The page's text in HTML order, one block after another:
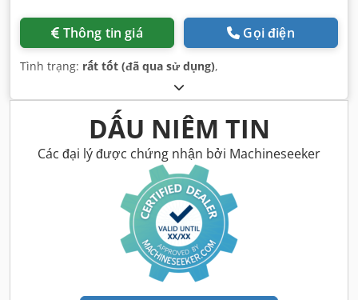
Thông tin giá Gọi điện
Tình trạng: rất tốt (đã qua sử dụng),
DẤU NIÊM TIN
Các đại lý được chứng nhận bởi Machineseeker